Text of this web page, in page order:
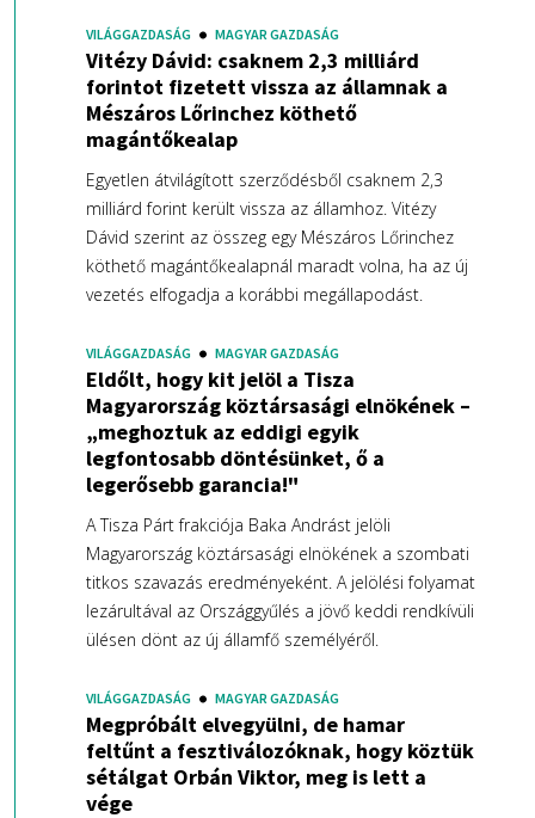
VILÁGGAZDASÁG MAGYAR GAZDASÁG
Vitézy Dávid: csaknem 2,3 milliárd
forintot fizetett vissza az államnak a
Mészáros Lőrinchez köthető
magántőkealap
Egyetlen átvilágított szerződésből csaknem 2,3
milliárd forint került vissza az államhoz. Vitézy
Dávid szerint az összeg egy Mészáros Lőrinchez
köthető magántőkealapnál maradt volna, ha az új
vezetés elfogadja a korábbi megállapodást.
VILÁGGAZDASÁG MAGYAR GAZDASÁG
Eldőlt, hogy kit jelöl a Tisza
Magyarország köztársasági elnökének –
„meghoztuk az eddigi egyik
legfontosabb döntésünket, ő a
legerősebb garancia!"
A Tisza Párt frakciója Baka Andrást jelöli
Magyarország köztársasági elnökének a szombati
titkos szavazás eredményeként. A jelölési folyamat
lezárultával az Országgyűlés a jövő keddi rendkívüli
ülésen dönt az új államfő személyéről.
VILÁGGAZDASÁG MAGYAR GAZDASÁG
Megpróbált elvegyülni, de hamar
feltűnt a fesztiválozóknak, hogy köztük
sétálgat Orbán Viktor, meg is lett a
vége